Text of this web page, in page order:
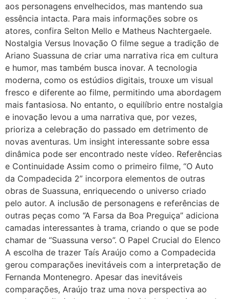
aos personagens envelhecidos, mas mantendo sua
essência intacta. Para mais informações sobre os
atores, confira Selton Mello e Matheus Nachtergaele.
Nostalgia Versus Inovação O filme segue a tradição de
Ariano Suassuna de criar uma narrativa rica em cultura
e humor, mas também busca inovar. A tecnologia
moderna, como os estúdios digitais, trouxe um visual
fresco e diferente ao filme, permitindo uma abordagem
mais fantasiosa. No entanto, o equilíbrio entre nostalgia
e inovação levou a uma narrativa que, por vezes,
prioriza a celebração do passado em detrimento de
novas aventuras. Um insight interessante sobre essa
dinâmica pode ser encontrado neste vídeo. Referências
e Continuidade Assim como o primeiro filme, “O Auto
da Compadecida 2” incorpora elementos de outras
obras de Suassuna, enriquecendo o universo criado
pelo autor. A inclusão de personagens e referências de
outras peças como “A Farsa da Boa Preguiça” adiciona
camadas interessantes à trama, criando o que se pode
chamar de “Suassuna verso”. O Papel Crucial do Elenco
A escolha de trazer Taís Araújo como a Compadecida
gerou comparações inevitáveis com a interpretação de
Fernanda Montenegro. Apesar das inevitáveis
comparações, Araújo traz uma nova perspectiva ao